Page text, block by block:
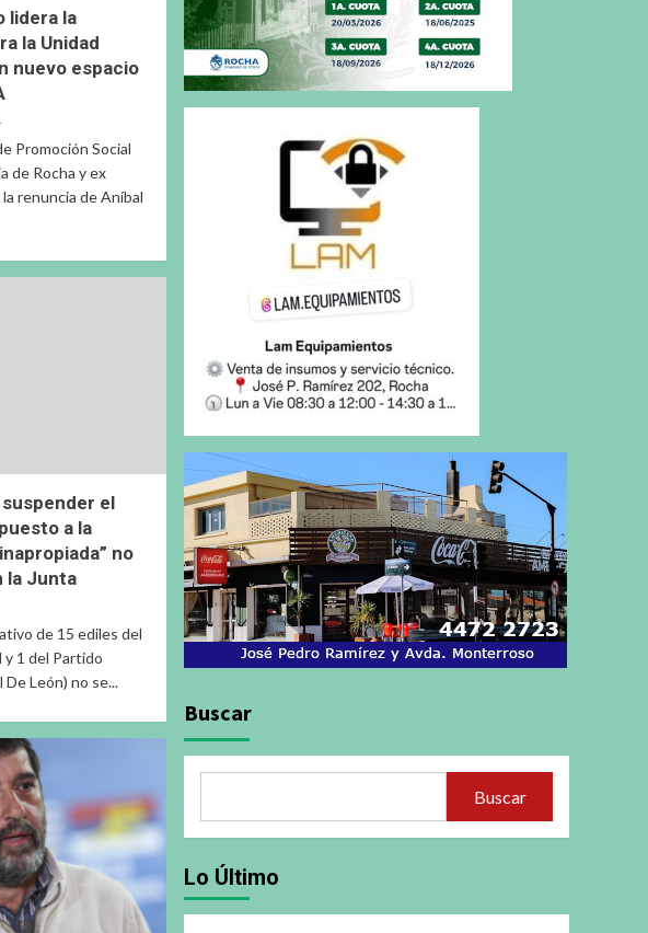
lidera la
la Unidad
nuevo espacio
Promoción Social
de Rocha y ex
renuncia de Aníbal
el
a la
no
la Junta
de 15 ediles del
y 1 del Partido
De León) no se...
Buscar
Buscar
Lo Último